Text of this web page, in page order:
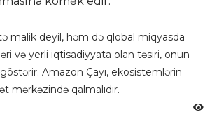
malik deyil, həm də qlobal miqyasda
və yerli iqtisadiyyata olan təsiri, onun
Amazon Çayı, ekosistemlərin
mərkəzində qalmalıdır.